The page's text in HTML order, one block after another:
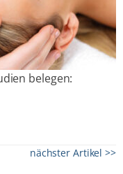
belegen:
nächster Artikel >>